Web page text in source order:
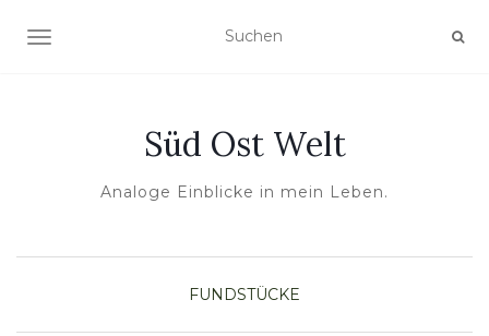
NAVIGATION UMSCHALTEN
Süd Ost Welt
Analoge Einblicke in mein Leben.
FUNDSTÜCKE